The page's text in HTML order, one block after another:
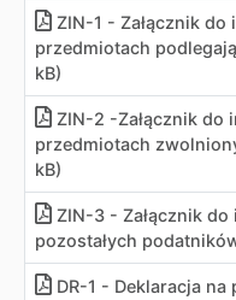
ZIN-1 - Załącznik
przedmiotach
kB)
ZIN-2 -Załącznik do
przedmiotach
kB)
ZIN-3 - Załącznik
pozostałych
DR-1 - Deklaracja